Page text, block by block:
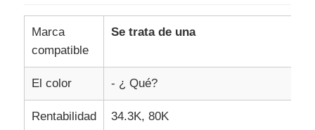
Marca
compatible
Se trata de una
El color - ¿ Qué?
Rentabilidad 34.3K, 80K